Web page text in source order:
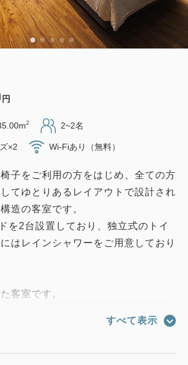
円
2 2~2名
×2 Wi-Fiあり（無料）
子をご利用の方をはじめ、全ての方
てゆとりあるレイアウトで設計され
造の客室です。
を2台設置しており、独立式のトイ
はレインシャワーをご用意しており
客室です。
すべて表示